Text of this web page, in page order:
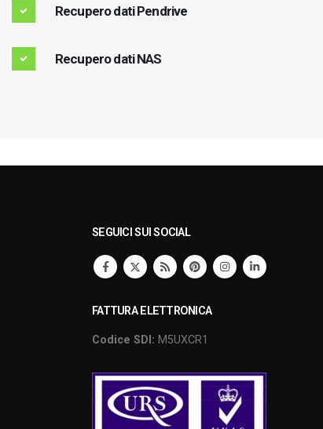
Recupero dati Pendrive
Recupero dati NAS
SEGUICI SUI SOCIAL
FATTURA ELETTRONICA
Codice SDI: M5UXCR1